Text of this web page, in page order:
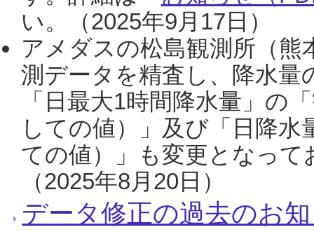
い。（2025年9月17日）
アメダスの松島観測所（熊
測データを精査し、降水
「日最大1時間降水量」の
しての値）」及び「日降
ての値）」も変更となっ
（2025年8月20日）
データ修正の過去のお